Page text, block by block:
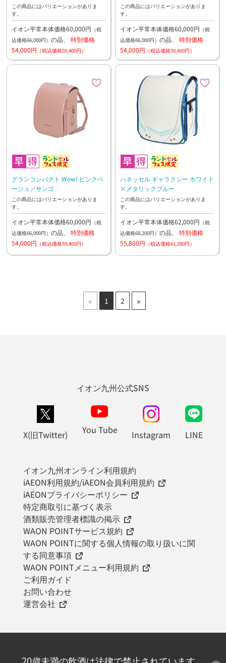
この商品にはバリエーションがありま
す。
イオン平常本体価格60,000円 （税
込価格66,000円） の品、 特別価格
54,000円 （税込価格59,400円）
この商品にはバリエーションがありま
す。
イオン平常本体価格60,000円 （税
込価格66,000円） の品、 特別価格
54,000円 （税込価格59,400円）
グランコンパクト Wow! ピンクベ
ージュ／サンゴ
この商品にはバリエーションがありま
す。
イオン平常本体価格60,000円 （税
込価格66,000円） の品、 特別価格
54,000円 （税込価格59,400円）
ハネッセル ギャラクシー ホワイト
×メタリックブルー
この商品にはバリエーションがありま
す。
イオン平常本体価格62,000円 （税
込価格68,200円） の品、 特別価格
55,800円 （税込価格61,380円）
« 1 2 »
イオン九州公式SNS
X(旧Twitter) You Tube Instagram LINE
イオン九州オンライン利用規約
iAEON利用規約/iAEON会員利用規約
iAEONプライバシーポリシー
特定商取引に基づく表示
酒類販売管理者標識の掲示
WAON POINTサービス規約
WAON POINTに関する個人情報の取り扱いに関
する同意事項
WAON POINTメニュー利用規約
ご利用ガイド
お問い合わせ
運営会社
20歳未満の飲酒は法律で禁止されています。